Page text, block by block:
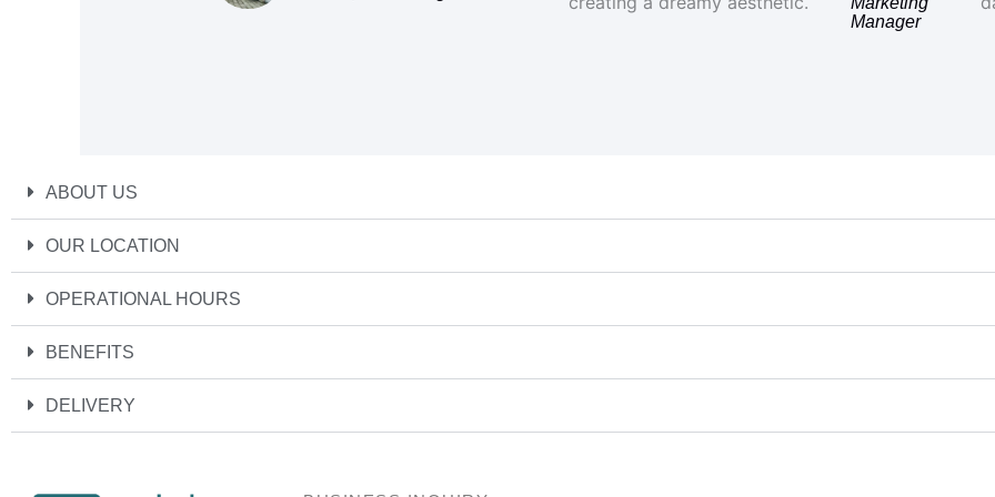
Manager
ABOUT US
OUR LOCATION
OPERATIONAL HOURS
BENEFITS
DELIVERY